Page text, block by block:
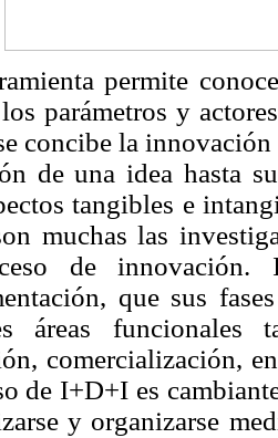
permite
parámetros y
concibe la
de una idea hasta
tangibles e
muchas las
de innovación.
que sus
áreas funcionales
comercialización,
de I+D+I es
y organizarse